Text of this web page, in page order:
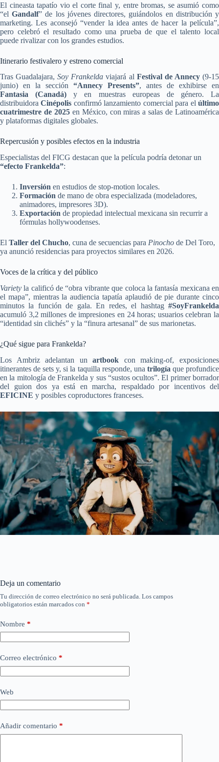
El cineasta tapatío vio el corte final y, entre bromas, se asumió como
“elGandalf” de los jóvenes directores, guiándolos en distribución y
marketing. Les aconsejó “vender la idea antes de hacer la película”,
pero celebró el resultado como una prueba de que el talento local
puede rivalizar con los grandes estudios.
Itinerario festivalero y estreno comercial
Tras Guadalajara,Soy Frankelda viajará al Festival de Annecy(9-15
junio) en la sección “Annecy Presents”, antes de exhibirse en
Fantasia (Canadá) y en muestras europeas de género. La
distribuidoraCinépolis confirmó lanzamiento comercial para elúltimo
cuatrimestre de 2025en México, con miras a salas de Latinoamérica
y plataformas digitales globales.
Repercusión y posibles efectos en la industria
Especialistas del FICG destacan que la película podría detonar un
“efecto Frankelda”:
Inversión en estudios de stop-motion locales.
Formación de mano de obra especializada (modeladores,
animadores, impresores 3D).
Exportación de propiedad intelectual mexicana sin recurrir a
fórmulas hollywoodenses.
El Taller del Chucho, cuna de secuencias para Pinocho de Del Toro,
ya anunció residencias para proyectos similares en 2026.
Voces de la crítica y del público
Variety la calificó de “obra vibrante que coloca la fantasía mexicana en
el mapa”, mientras la audiencia tapatía aplaudió de pie durante cinco
minutos la función de gala. En redes, el hashtag #SoyFrankelda
acumuló 3,2 millones de impresiones en 24 horas; usuarios celebran la
“identidad sin clichés” y la “finura artesanal” de sus marionetas.
¿Qué sigue para Frankelda?
Los Ambriz adelantan unartbook con making-of, exposiciones
itinerantes de sets y, si la taquilla responde, una trilogía que profundice
en la mitología de Frankelda y sus “sustos ocultos”. El primer borrador
del guion dos ya está en marcha, respaldado por incentivos del
EFICINE y posibles coproductores franceses.
Deja un comentario
Tu dirección de correo electrónico no será publicada. Los campos
obligatorios están marcados con *
Nombre *
Correo electrónico *
Web
Añadir comentario *